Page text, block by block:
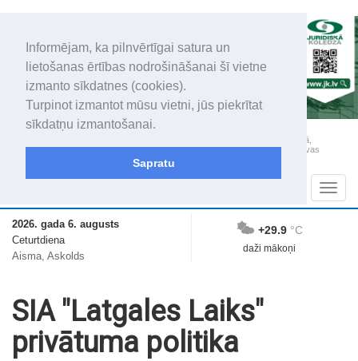
Informējam, ka pilnvērtīgai satura un
lietošanas ērtības nodrošināšanai šī vietne
izmanto sīkdatnes (cookies).
Turpinot izmantot mūsu vietni, jūs piekrītat
sīkdatņu izmantošanai.
Sapratu
„Latgales Laiks” iznāk latviešu un krievu valodās visā Dienvidlatgalē un Sēlijā,
„Latgales Laiks” latviešu valodā aptver Daugavpils valstspilsētu, Augšdaugavas
novadu un apkārtējos novadus un pilsētas.
2026. gada 6. augusts
Ceturtdiena
Aisma, Askolds
+29.9 °C
daži mākoņi
SIA "Latgales Laiks"
privātuma politika